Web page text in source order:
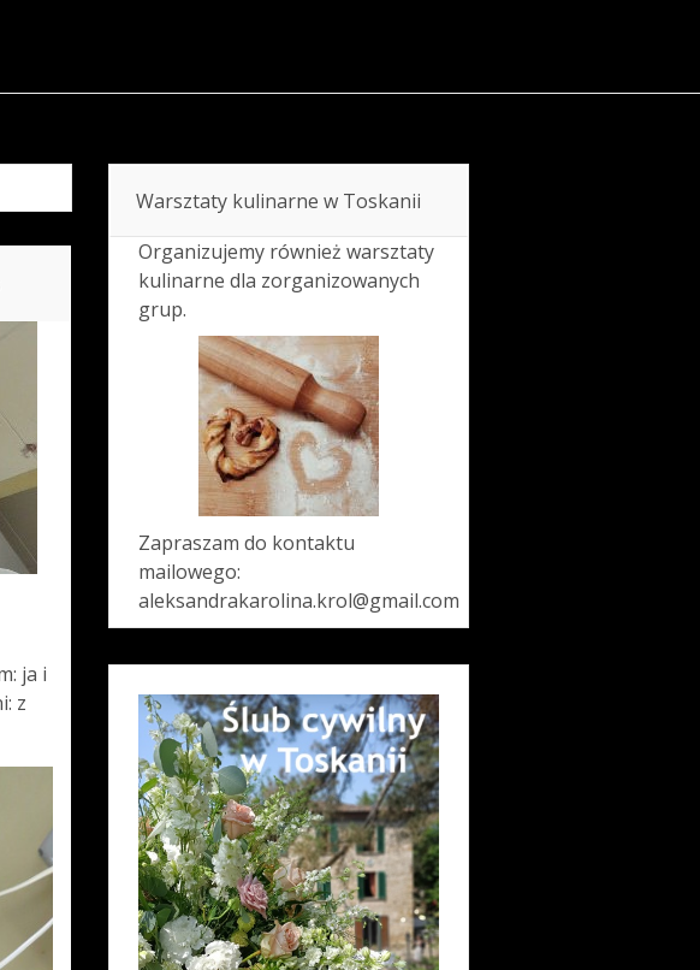
ja i
z
Warsztaty kulinarne w Toskanii
Organizujemy również warsztaty
kulinarne dla zorganizowanych
grup.
Zapraszam do kontaktu
mailowego:
aleksandrakarolina.krol@gmail.com